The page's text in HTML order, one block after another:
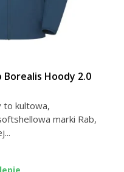
Borealis Hoody 2.0
to kultowa,
marki Rab,